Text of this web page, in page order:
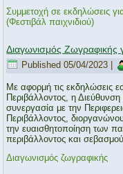
Συμμετοχή σε εκδηλώσεις
(Φεστιβάλ παιχνιδιού)
Διαγωνισμός Ζωγραφικής
Published 05/04/2023
Με αφορμή τις εκδηλώσεις
Περιβάλλοντος, η
συνεργασία με την
Περιβάλλοντος,
την ευαισθητοποίηση των
περιβάλλοντος και
Διαγωνισμός ζωγραφικής